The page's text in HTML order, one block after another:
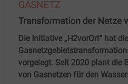
GASNETZ
Transformation der Netze
Die Initiative „H2vorOrt“ hat
vorgelegt. Seit 2020 plant die
von Gasnetzen für den